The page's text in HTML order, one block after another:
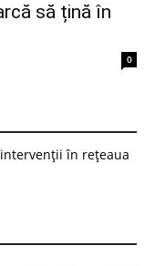
să țină în
0
în rețeaua